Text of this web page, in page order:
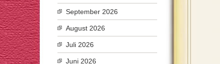
September 2026
August 2026
Juli 2026
Juni 2026